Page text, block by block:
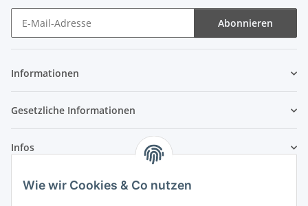
Wie wir Cookies & Co nutzen
Abonnieren
Informationen
Gesetzliche Informationen
Infos
Laden - Öffnungszeiten: